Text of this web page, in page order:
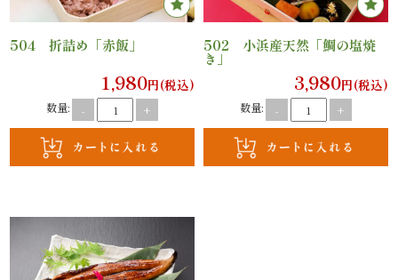
祝
会
議・
修
ラ
504 折詰め「赤飯」
1,980円(税込)
数量: - +
502 小浜産天然「鯛の塩焼
き」
3,980円(税込)
数量: - +